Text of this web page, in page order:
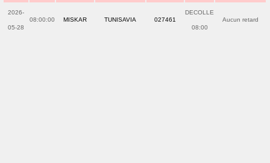
2026-
05-28
08:00:00 MISKAR TUNISAVIA 027461
DECOLLE
08:00
Aucun retard